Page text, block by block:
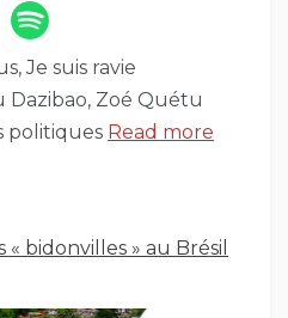
Je suis ravie
Dazibao, Zoé Quétu
politiques Read more
« bidonvilles » au Brésil